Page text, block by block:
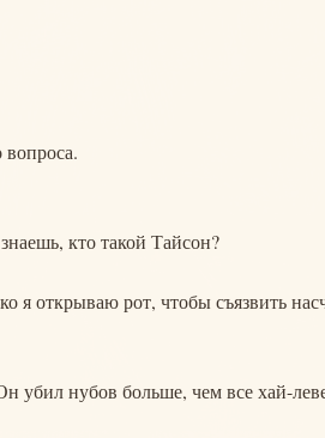
кто такой Тайсон?
я открываю рот, чтобы съязвить
нубов больше, чем все хай-